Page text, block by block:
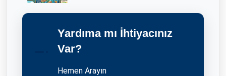
2025 İstanbul Depolama Fiyatları
25.09.2021
Yardıma mı İhtiyacınız
Var?
Hemen Arayın